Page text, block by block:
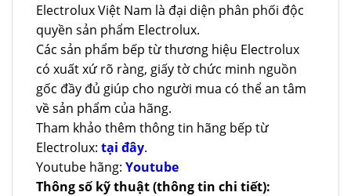
Electrolux Việt Nam là đại diện phân phối độc
quyền sản phẩm Electrolux.
Các sản phẩm bếp từ thương hiệu Electrolux
có xuất xứ rõ ràng, giấy tờ chức minh nguồn
gốc đầy đủ giúp cho người mua có thể an tâm
về sản phẩm của hãng.
Tham khảo thêm thông tin hãng bếp từ
Electrolux: tại đây.
Youtube hãng: Youtube
Thông số kỹ thuật (thông tin chi tiết):